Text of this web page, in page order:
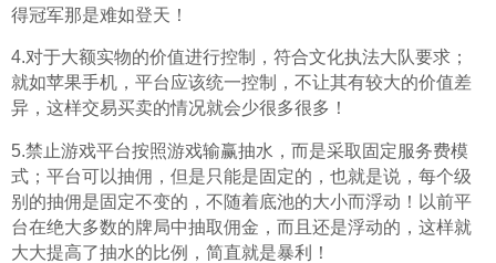
得冠军那是难如登天！
4.对于大额实物的价值进行控制，符合文化执法大队要求；
就如苹果手机，平台应该统一控制，不让其有较大的价值差
异，这样交易买卖的情况就会少很多很多！
5.禁止游戏平台按照游戏输赢抽水，而是采取固定服务费模
式；平台可以抽佣，但是只能是固定的，也就是说，每个级
别的抽佣是固定不变的，不随着底池的大小而浮动！以前平
台在绝大多数的牌局中抽取佣金，而且还是浮动的，这样就
大大提高了抽水的比例，简直就是暴利！